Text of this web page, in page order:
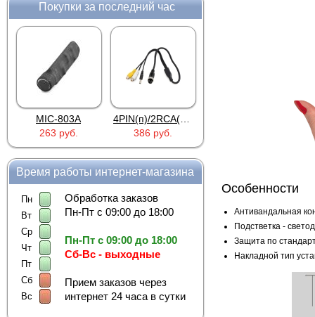
Покупки за последний час
MIC-803A
263 руб.
386 руб.
Время работы интернет-магазина
Пн
Вт
Ср
Чт
Пт
Сб
Вс
Обработка заказов
Пн-Пт с 09:00 до 18:00
Пн-Пт с 09:00 до 18:00
Сб-Вс - выходные
Прием заказов через
интернет 24 часа в сутки
Особенности
Антивандальная
Подстветка -
Защита по
Накладной тип